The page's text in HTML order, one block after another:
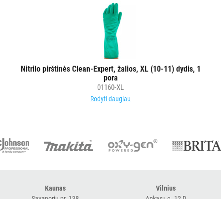
Nitrilo pirštinės Clean-Expert, žalios, XL (10-11) dydis, 1
pora
01160-XL
Rodyti daugiau
Kaunas
Vilnius